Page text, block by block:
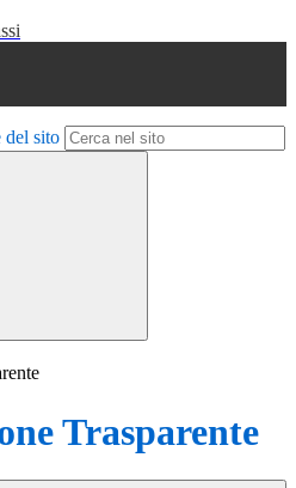
del sito
Trasparente